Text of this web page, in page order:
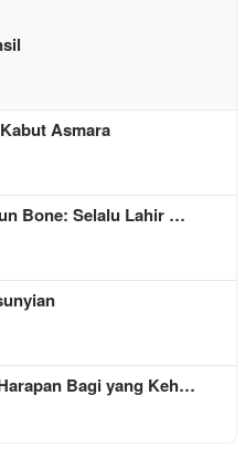
Asmara
Bone: Selalu Lahir …
Bagi yang Keh…